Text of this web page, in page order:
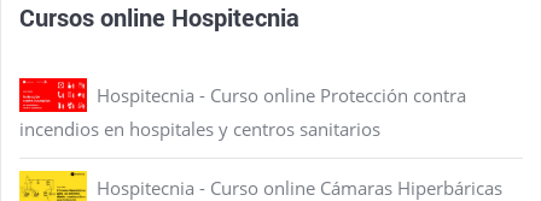
Cursos online Hospitecnia
Hospitecnia - Curso online Protección contra
incendios en hospitales y centros sanitarios
Hospitecnia - Curso online Cámaras Hiperbáricas